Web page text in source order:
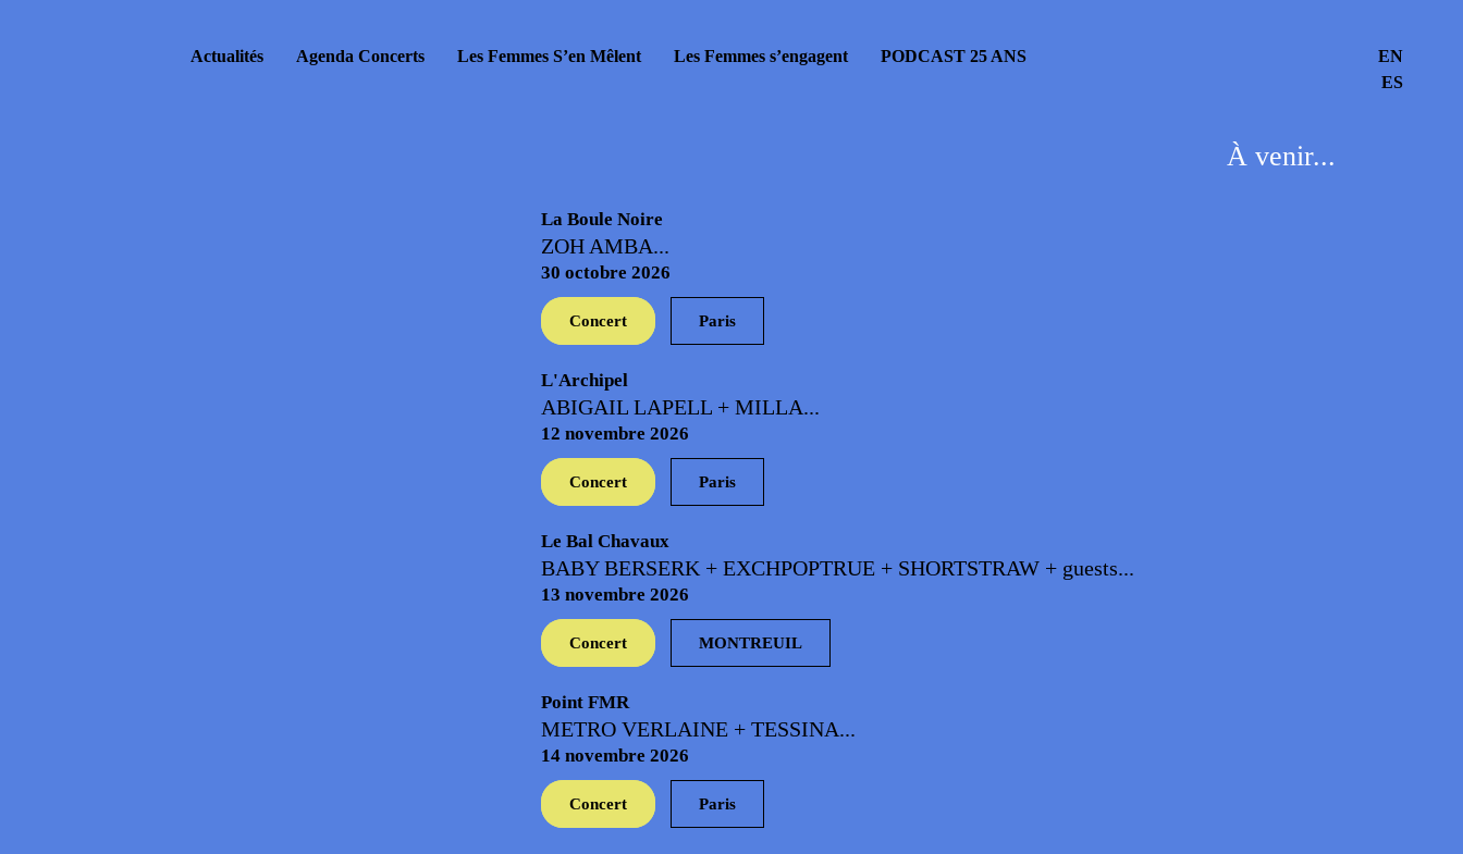
Actualités Agenda Concerts Les Femmes S’en Mêlent Les Femmes s’engagent PODCAST 25 ANS
EN
ES
À venir...
La Boule Noire
ZOH AMBA...
30 octobre 2026
Concert Paris
L'Archipel
ABIGAIL LAPELL + MILLA...
12 novembre 2026
Concert Paris
Le Bal Chavaux
BABY BERSERK + EXCHPOPTRUE + SHORTSTRAW + guests...
13 novembre 2026
Concert MONTREUIL
Point FMR
METRO VERLAINE + TESSINA...
14 novembre 2026
Concert Paris